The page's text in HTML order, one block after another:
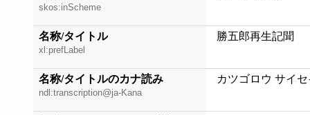
skos:inScheme
名称/タイトル
xl:prefLabel
勝五郎再生記聞
名称/タイトルのカナ読み
ndl:transcription@ja-Kana
カツゴロウ サイ